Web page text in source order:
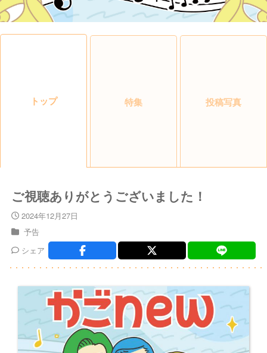
トップ 特集 投稿写真
ご視聴ありがとうございました！
2024年12月27日
予告
シェア